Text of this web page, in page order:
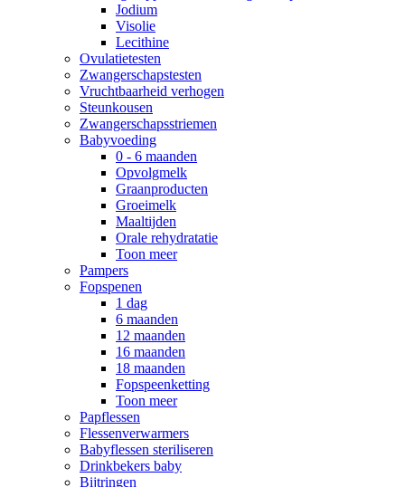
Jodium
Visolie
Lecithine
Ovulatietesten
Zwangerschapstesten
Vruchtbaarheid verhogen
Steunkousen
Zwangerschapsstriemen
Babyvoeding
0 - 6 maanden
Opvolgmelk
Graanproducten
Groeimelk
Maaltijden
Orale rehydratatie
Toon meer
Pampers
Fopspenen
1 dag
6 maanden
12 maanden
16 maanden
18 maanden
Fopspeenketting
Toon meer
Papflessen
Flessenverwarmers
Babyflessen steriliseren
Drinkbekers baby
Bijtringen